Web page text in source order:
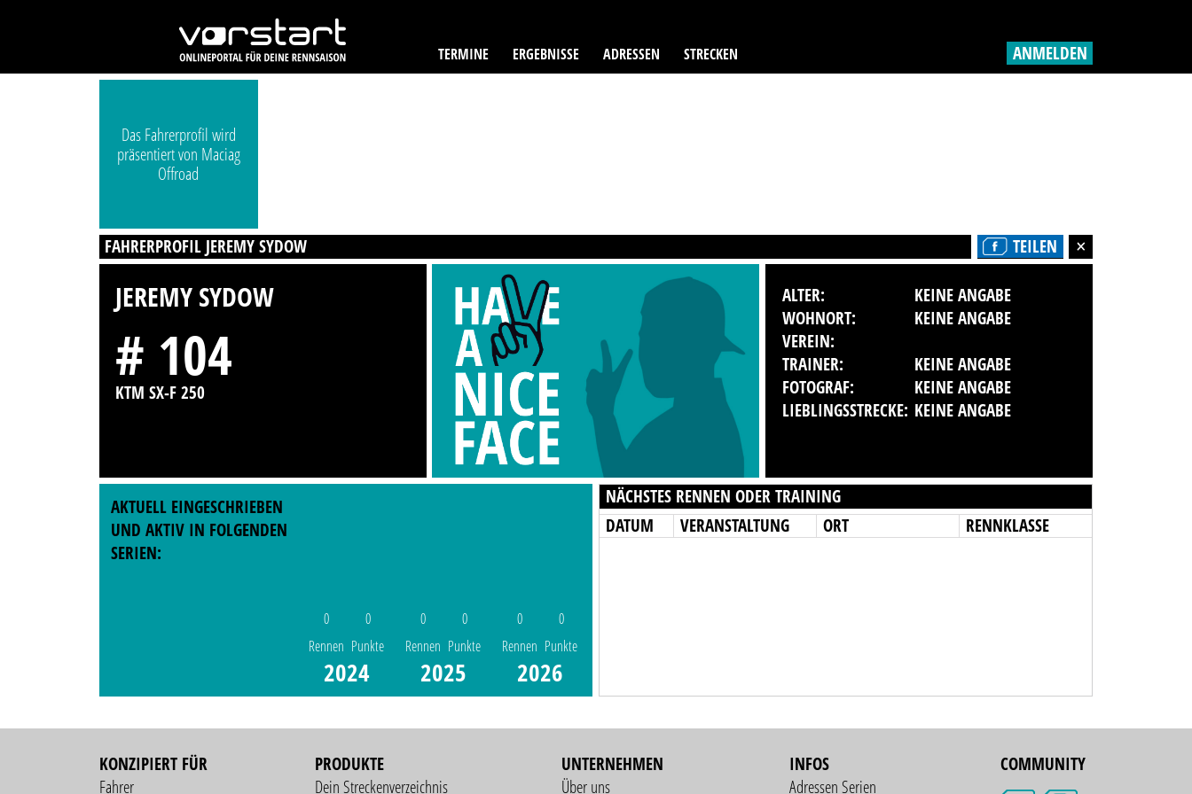
TERMINE ERGEBNISSE ADRESSEN STRECKEN ANMELDEN
Das Fahrerprofil wird
präsentiert von Maciag
Offroad
FAHRERPROFIL JEREMY SYDOW TEILEN
JEREMY SYDOW
# 104
KTM SX-F 250
ALTER:
KEINE ANGABE
WOHNORT:
KEINE ANGABE
VEREIN:
TRAINER:
KEINE ANGABE
FOTOGRAF:
KEINE ANGABE
LIEBLINGSSTRECKE: KEINE ANGABE
AKTUELL EINGESCHRIEBEN
UND AKTIV IN FOLGENDEN
SERIEN:
0
Rennen
0
Punkte
2024
0
Rennen
0
Punkte
2025
0
Rennen
0
Punkte
2026
NÄCHSTES RENNEN ODER TRAINING
DATUM
VERANSTALTUNG ORT RENNKLASSE
KONZIPIERT FÜR
Fahrer
PRODUKTE
Dein Streckenverzeichnis
UNTERNEHMEN
Über uns
INFOS
Adressen Serien
COMMUNITY